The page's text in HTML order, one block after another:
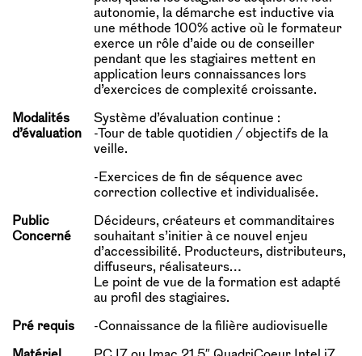
autonomie, la démarche est inductive via
une méthode 100% active où le formateur
exerce un rôle d’aide ou de conseiller
pendant que les stagiaires mettent en
application leurs connaissances lors
d’exercices de complexité croissante.
Modalités
d’évaluation
Système d’évaluation continue :
-Tour de table quotidien / objectifs de la
veille.
-Exercices de fin de séquence avec
correction collective et individualisée.
Public
Concerné
Décideurs, créateurs et commanditaires
souhaitant s’initier à ce nouvel enjeu
d’accessibilité. Producteurs, distributeurs,
diffuseurs, réalisateurs…
Le point de vue de la formation est adapté
au profil des stagiaires.
Pré requis -Connaissance de la filière audiovisuelle